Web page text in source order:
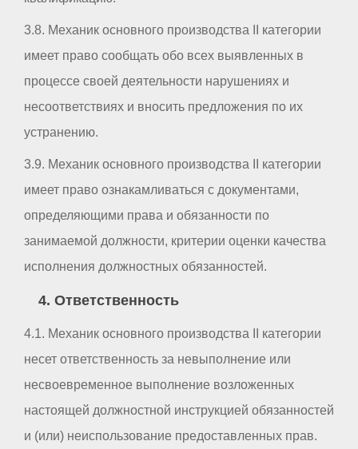
3.8. Механик основного производства II категории
имеет право сообщать обо всех выявленных в
процессе своей деятельности нарушениях и
несоответствиях и вносить предложения по их
устранению.
3.9. Механик основного производства II категории
имеет право ознакамливаться с документами,
определяющими права и обязанности по
занимаемой должности, критерии оценки качества
исполнения должностных обязанностей.
4. Ответственность
4.1. Механик основного производства II категории
несет ответственность за невыполнение или
несвоевременное выполнение возложенных
настоящей должностной инструкцией обязанностей
и (или) неиспользование предоставленных прав.